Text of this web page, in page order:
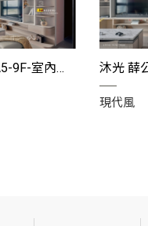
沐光 薛公館 A5-9F-室內設計分享
現代風